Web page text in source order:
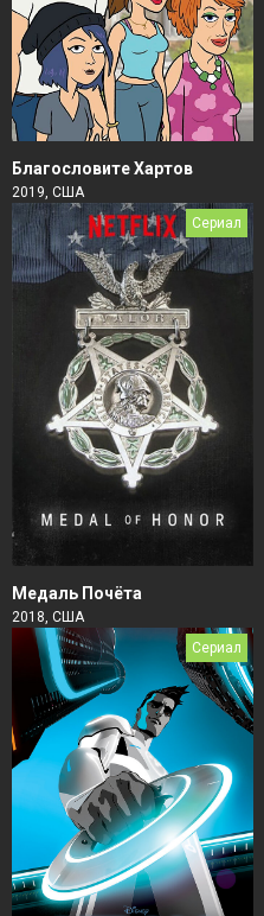
Благословите Хартов
2019, США
Сериал
Медаль Почёта
2018, США
Сериал